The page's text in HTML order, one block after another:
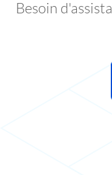
Besoin